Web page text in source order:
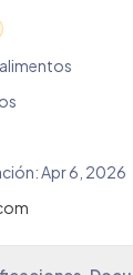
Apr 6, 2026